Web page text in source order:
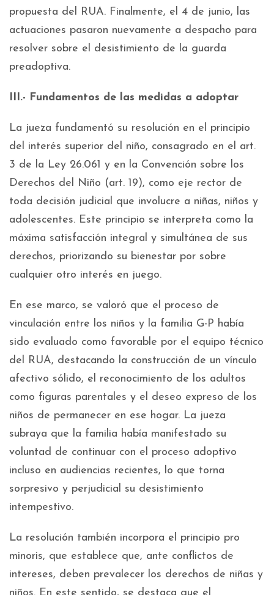
propuesta del RUA. Finalmente, el 4 de junio, las
actuaciones pasaron nuevamente a despacho para
resolver sobre el desistimiento de la guarda
preadoptiva.
III.- Fundamentos de las medidas a adoptar
La jueza fundamentó su resolución en el principio
del interés superior del niño, consagrado en el art.
3 de la Ley 26.061 y en la Convención sobre los
Derechos del Niño (art. 19), como eje rector de
toda decisión judicial que involucre a niñas, niños y
adolescentes. Este principio se interpreta como la
máxima satisfacción integral y simultánea de sus
derechos, priorizando su bienestar por sobre
cualquier otro interés en juego.
En ese marco, se valoró que el proceso de
vinculación entre los niños y la familia G-P había
sido evaluado como favorable por el equipo técnico
del RUA, destacando la construcción de un vínculo
afectivo sólido, el reconocimiento de los adultos
como figuras parentales y el deseo expreso de los
niños de permanecer en ese hogar. La jueza
subraya que la familia había manifestado su
voluntad de continuar con el proceso adoptivo
incluso en audiencias recientes, lo que torna
sorpresivo y perjudicial su desistimiento
intempestivo.
La resolución también incorpora el principio pro
minoris, que establece que, ante conflictos de
intereses, deben prevalecer los derechos de niñas y
niños. En este sentido, se destaca que el